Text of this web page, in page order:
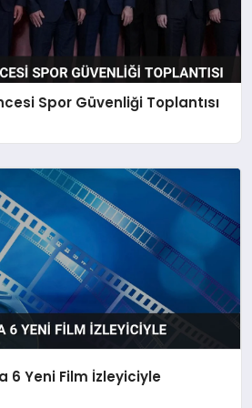
Spor Güvenliği Toplantısı
6 Yeni Film İzleyiciyle